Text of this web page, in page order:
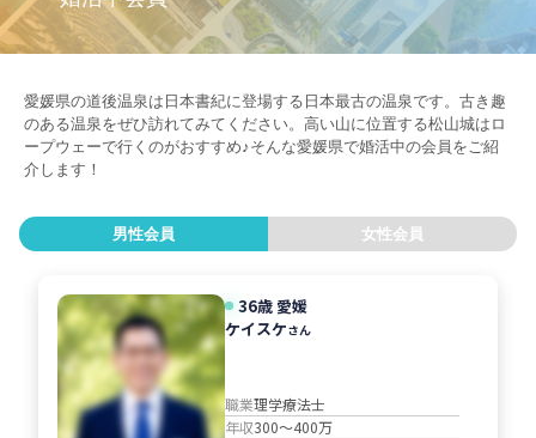
愛媛県の道後温泉は日本書紀に登場する日本最古の温泉です。古き趣
のある温泉をぜひ訪れてみてください。高い山に位置する松山城はロ
ープウェーで行くのがおすすめ♪そんな愛媛県で婚活中の会員をご紹
介します！
男性会員 女性会員
36歳 愛媛
ケイスケさん
職業理学療法士
年収300～400万